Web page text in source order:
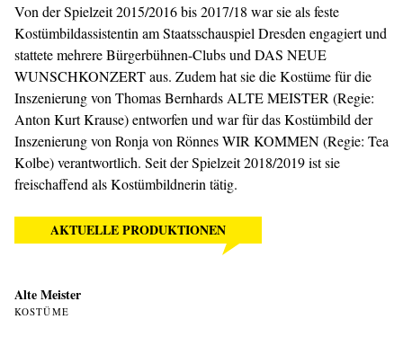
Von der Spielzeit 2015/2016 bis 2017/18 war sie als feste
Kostümbildassistentin am Staatsschauspiel Dresden engagiert und
stattete mehrere Bürgerbühnen-Clubs und DAS NEUE
WUNSCHKONZERTaus. Zudem hat sie die Kostüme für die
Inszenierung von Thomas Bernhards ALTE MEISTER (Regie:
Anton Kurt Krause) entworfen und war für das Kostümbild der
Inszenierung von Ronja von Rönnes WIR KOMMEN (Regie: Tea
Kolbe) verantwortlich. Seit der Spielzeit 2018/2019 ist sie
freischaffend als Kostümbildnerin tätig.
AKTUELLE PRODUKTIONEN
Alte Meister
KOSTÜME